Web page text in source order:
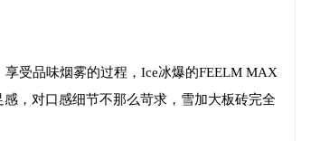
受品味烟雾的过程，Ice冰爆的FEELM MAX
，对口感细节不那么苛求，雪加大板砖完全